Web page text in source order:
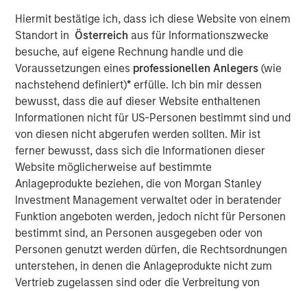
Hiermit bestätige ich, dass ich diese Website von einem
Standort in Österreich aus für Informationszwecke
besuche, auf eigene Rechnung handle und die
Voraussetzungen eines professionellen Anlegers(wie
nachstehend definiert)* erfülle. Ich bin mir dessen
bewusst, dass die auf dieser Website enthaltenen
Informationen nicht für US-Personen bestimmt sind und
von diesen nicht abgerufen werden sollten. Mir ist
ferner bewusst, dass sich die Informationen dieser
Website möglicherweise auf bestimmte
Anlageprodukte beziehen, die von Morgan Stanley
Investment Management verwaltet oder in beratender
Funktion angeboten werden, jedoch nicht für Personen
bestimmt sind, an Personen ausgegeben oder von
Personen genutzt werden dürfen, die Rechtsordnungen
unterstehen, in denen die Anlageprodukte nicht zum
Vertrieb zugelassen sind oder die Verbreitung von
of an industrial outdoor storage (IOS) facility located in
Southern California for approximately $92 million. The
property is subject to a long-term absolute triple net
lease with Oldcastle Infrastructure, a subsidiary of CRH
plc, the world’s largest building materials company.
Commenting on the transaction, Will Milam, Head of U.S.
Investments at Morgan Stanley Real Estate Investing,
said: “This acquisition exemplifies MSREI’s strategy of
sourcing and securing institutional-quality net lease
investments in core logistics markets. The IOS facility is a
mission-critical asset for Oldcastle and a cornerstone for
regional infrastructure supply. We are excited to partner
with them to support their long-term operational needs in
Southern California.”
Located in Fontana, CA’s Southwest Industrial Park, the